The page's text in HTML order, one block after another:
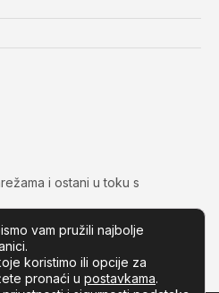
i ostani u toku s
vam pružili najbolje
koristimo ili opcije za
pronaći u postavkama.